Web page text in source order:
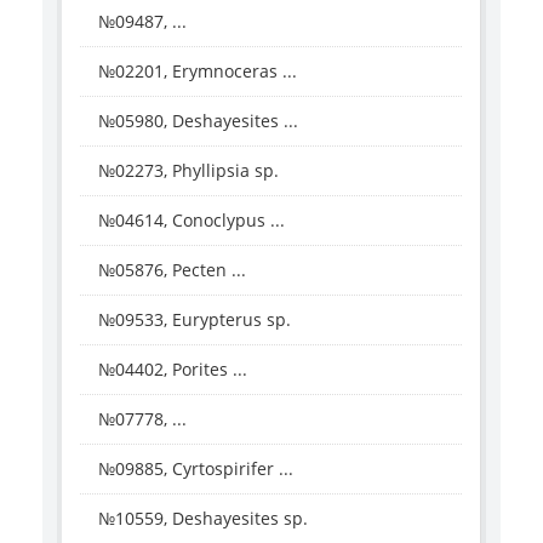
№09487, ...
№02201, Erymnoceras ...
№05980, Deshayesites ...
№02273, Phyllipsia sp.
№04614, Conoclypus ...
№05876, Pecten ...
№09533, Eurypterus sp.
№04402, Porites ...
№07778, ...
№09885, Cyrtospirifer ...
№10559, Deshayesites sp.